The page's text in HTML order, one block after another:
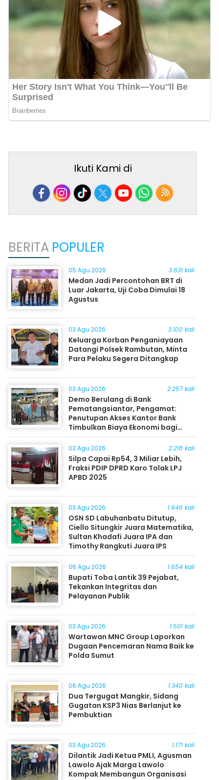
Ikuti Kami di
BERITA POPULER
05 Agu 2026 3.631 kali
Medan Jadi Percontohan BRT di
Luar Jakarta, Uji Coba Dimulai 18
Agustus
03 Agu 2026 3.100 kali
Keluarga Korban Penganiayaan
Datangi Polsek Rambutan, Minta
Para Pelaku Segera Ditangkap
03 Agu 2026 2.257 kali
Demo Berulang di Bank
Pematangsiantar, Pengamat:
Penutupan Akses Kantor Bank
Timbulkan Biaya Ekonomi bagi
Masyarakat
02 Agu 2026 2.218 kali
Silpa Capai Rp54, 3 Miliar Lebih,
Fraksi PDIP DPRD Karo Tolak LPJ
APBD 2025
03 Agu 2026 1.946 kali
OSN SD Labuhanbatu Ditutup,
Ciello Situngkir Juara Matematika,
Sultan Khadafi Juara IPA dan
Timothy Rangkuti Juara IPS
06 Agu 2026 1.654 kali
Bupati Toba Lantik 39 Pejabat,
Tekankan Integritas dan
Pelayanan Publik
03 Agu 2026 1.501 kali
Wartawan MNC Group Laporkan
Dugaan Pencemaran Nama Baik ke
Polda Sumut
06 Agu 2026 1.340 kali
Dua Tergugat Mangkir, Sidang
Gugatan KSP3 Nias Berlanjut ke
Pembuktian
03 Agu 2026 1.171 kali
Dilantik Jadi Ketua PMLI, Agusman
Lawolo Ajak Marga Lawolo
Kompak Membangun Organisasi